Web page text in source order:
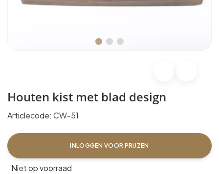
Houten kist met blad design
Articlecode: CW-51
INLOGGEN VOOR PRIJZEN
Niet op voorraad